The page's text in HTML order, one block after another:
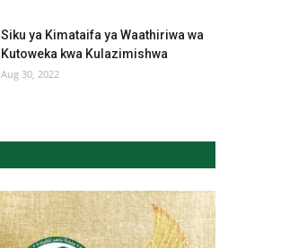
Siku ya Kimataifa ya Waathiriwa wa
Kutoweka kwa Kulazimishwa
Aug 30, 2022